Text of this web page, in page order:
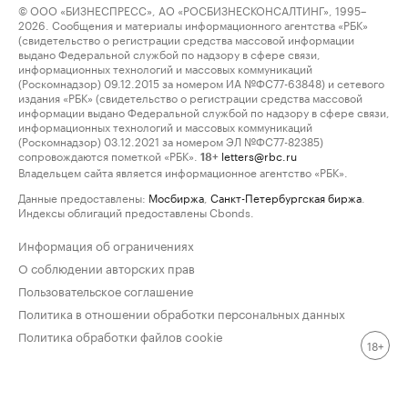
© ООО «БИЗНЕСПРЕСС», АО «РОСБИЗНЕСКОНСАЛТИНГ», 1995–
2026. Сообщения и материалы информационного агентства «РБК»
(свидетельство о регистрации средства массовой информации
выдано Федеральной службой по надзору в сфере связи,
информационных технологий и массовых коммуникаций
(Роскомнадзор) 09.12.2015 за номером ИА №ФС77-63848) и сетевого
издания «РБК» (свидетельство о регистрации средства массовой
информации выдано Федеральной службой по надзору в сфере связи,
информационных технологий и массовых коммуникаций
(Роскомнадзор) 03.12.2021 за номером ЭЛ №ФС77-82385)
сопровождаются пометкой «РБК».
18+ letters@rbc.ru
Владельцем сайта является информационное агентство «РБК».
Данные предоставлены: Мосбиржа Санкт-Петербургская биржа
Индексы облигаций предоставлены Cbonds.
Информация об ограничениях
О соблюдении авторских прав
Пользовательское соглашение
Политика в отношении обработки персональных данных
Политика обработки файлов cookie
18+